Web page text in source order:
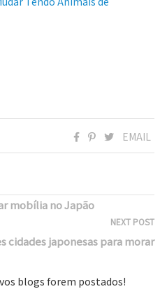
EMAIL
mobília no Japão
NEXT POST
cidades japonesas para morar
blogs forem postados!